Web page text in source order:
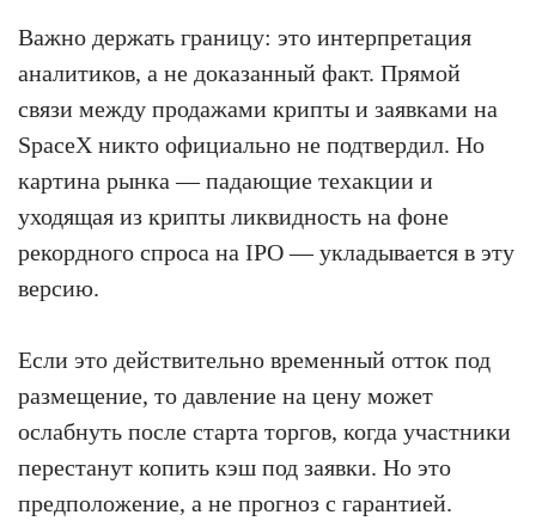
Важно держать границу: это интерпретация
аналитиков, а не доказанный факт. Прямой
связи между продажами крипты и заявками на
SpaceX никто официально не подтвердил. Но
картина рынка — падающие техакции и
уходящая из крипты ликвидность на фоне
рекордного спроса на IPO — укладывается в эту
версию.
Если это действительно временный отток под
размещение, то давление на цену может
ослабнуть после старта торгов, когда участники
перестанут копить кэш под заявки. Но это
предположение, а не прогноз с гарантией.